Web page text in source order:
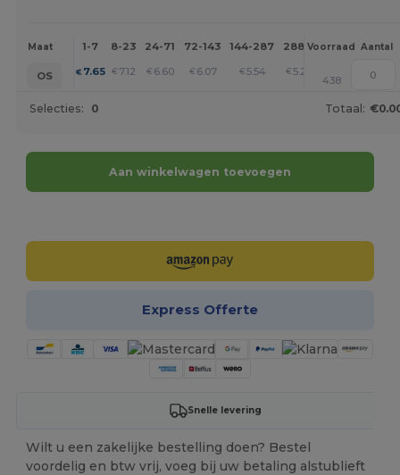
Maat 1-7 8-23 24-71 72-143 144-287 288 + Meer
Voorraad Aantal
OS € 7.65 € 7.12 € 6.60 € 6.07 € 5.54 € 5.27 +
438
Selecties: 0 Totaal:
Aan winkelwagen toevoegen
Express Offerte
Snelle levering
Wilt u een zakelijke bestelling doen? Bestel
voordelig en btw vrij, voeg bij uw betaling alstublieft